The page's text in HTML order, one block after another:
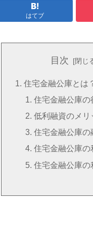
はてブ
目次
住宅金融公庫とは
住宅金融公庫の
低利融資のメリ
住宅金融公庫の
住宅金融公庫の
住宅金融公庫の